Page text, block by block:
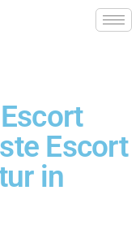
Escort
in